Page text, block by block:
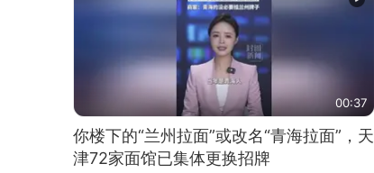
00:37
你楼下的“兰州拉面”或改名“青海拉面”，天
津72家面馆已集体更换招牌